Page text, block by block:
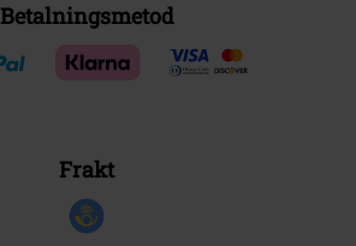
Betalningsmetod
Frakt